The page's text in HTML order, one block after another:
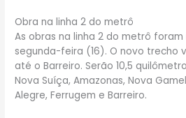
Obra na linha 2 do metrô
As obras na linha 2 do metrô
segunda-feira (16). O novo trecho
até o Barreiro. Serão 10,5
Nova Suíça, Amazonas, Nova
Alegre, Ferrugem e Barreiro.